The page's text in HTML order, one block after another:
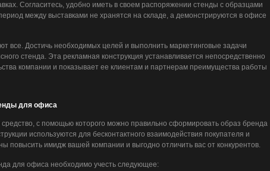
Согласитесь, удобно иметь в своем распоряжении стенды с образцами
между выставками не хранятся на складе, а демонстрируются в офисе
все. Достичь необходимых целей и выполнить маркетинговые задачи
стенда. Эта рекламная конструкция устанавливается непосредственно
компании и показывает ее клиентам и партнерам преимущества работы
для офиса
средство, с помощью которого можно правильно сформировать образ бренда
используются для бесконтактного взаимодействия покупателя и
повысить имидж вашей компании и выгодно отличить вас от конкурентов.
для офиса необходимо учесть следующее: